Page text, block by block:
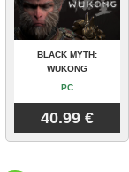
BLACK MYTH:
WUKONG
PC
40.99 €